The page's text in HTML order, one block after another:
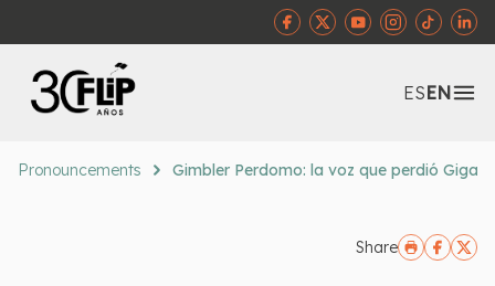
ESEN
Pronouncements Gimbler Perdomo: la voz que perdió
Share